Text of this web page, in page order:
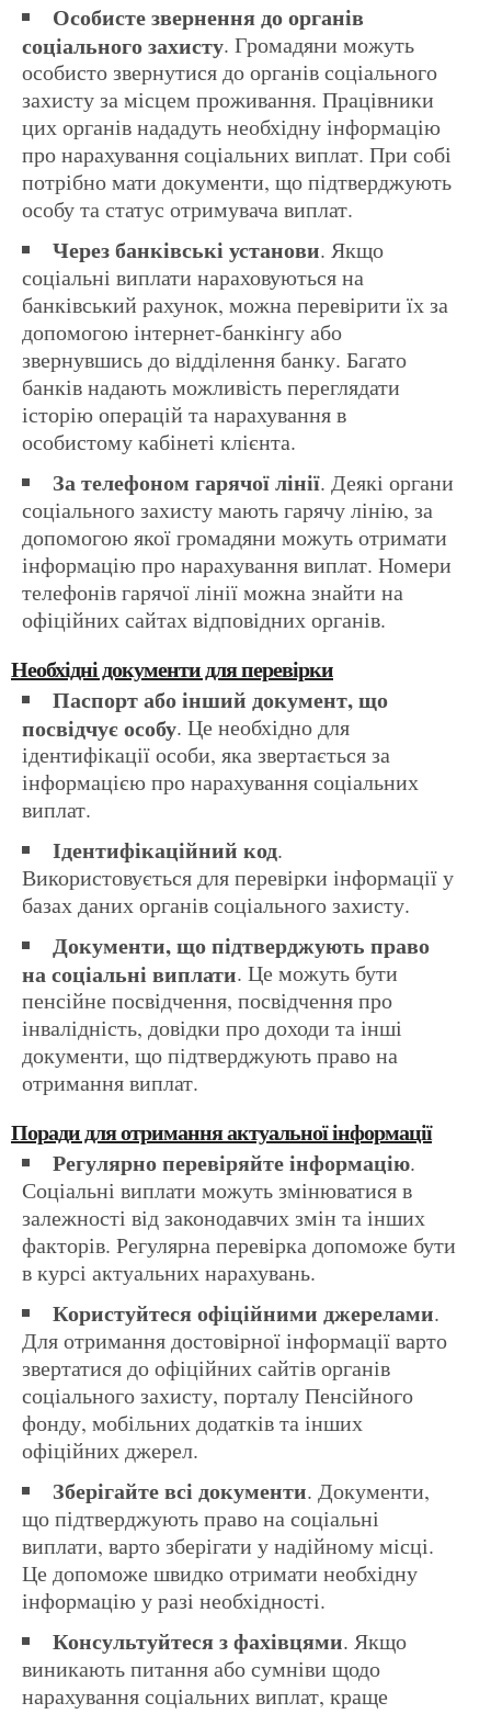
Особисте звернення до органів
соціального захисту. Громадяни можуть
особисто звернутися до органів соціального
захисту за місцем проживання. Працівники
цих органів нададуть необхідну інформацію
про нарахування соціальних виплат. При собі
потрібно мати документи, що підтверджують
особу та статус отримувача виплат.
Через банківські установи. Якщо
соціальні виплати нараховуються на
банківський рахунок, можна перевірити їх за
допомогою інтернет-банкінгу або
звернувшись до відділення банку. Багато
банків надають можливість переглядати
історію операцій та нарахування в
особистому кабінеті клієнта.
За телефоном гарячої лінії. Деякі органи
соціального захисту мають гарячу лінію, за
допомогою якої громадяни можуть отримати
інформацію про нарахування виплат. Номери
телефонів гарячої лінії можна знайти на
офіційних сайтах відповідних органів.
Необхідні документи для перевірки
Паспорт або інший документ, що
посвідчує особу. Це необхідно для
ідентифікації особи, яка звертається за
інформацією про нарахування соціальних
виплат.
Ідентифікаційний код.
Використовується для перевірки інформації у
базах даних органів соціального захисту.
Документи, що підтверджують право
на соціальні виплати. Це можуть бути
пенсійне посвідчення, посвідчення про
інвалідність, довідки про доходи та інші
документи, що підтверджують право на
отримання виплат.
Поради для отримання актуальної інформації
Регулярно перевіряйте інформацію.
Соціальні виплати можуть змінюватися в
залежності від законодавчих змін та інших
факторів. Регулярна перевірка допоможе бути
в курсі актуальних нарахувань.
Користуйтеся офіційними джерелами.
Для отримання достовірної інформації варто
звертатися до офіційних сайтів органів
соціального захисту, порталу Пенсійного
фонду, мобільних додатків та інших
офіційних джерел.
Зберігайте всі документи. Документи,
що підтверджують право на соціальні
виплати, варто зберігати у надійному місці.
Це допоможе швидко отримати необхідну
інформацію у разі необхідності.
Консультуйтеся з фахівцями. Якщо
виникають питання або сумніви щодо
нарахування соціальних виплат, краще